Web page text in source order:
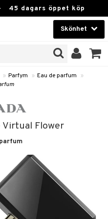
45 dagars öppet köp
Skönhet
» Parfym » Eau de parfum
»
Virtual Flower